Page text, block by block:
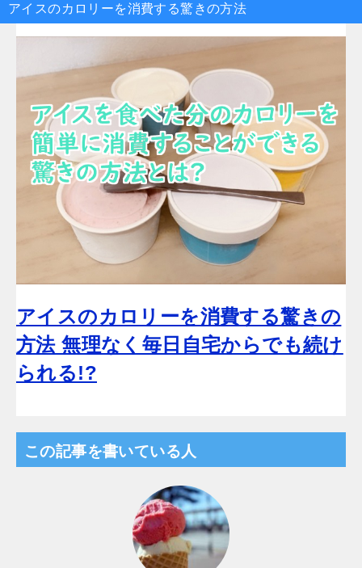
アイスのカロリーを消費する驚きの方法
アイスのカロリーを消費する驚きの
方法 無理なく毎日自宅からでも続け
られる!?
この記事を書いている人